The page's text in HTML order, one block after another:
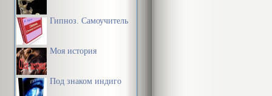
Гипноз. Самоучитель
Моя история
Под знаком индиго